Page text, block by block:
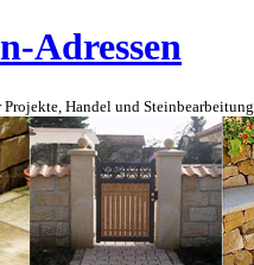
Adressen
Handel und Steinbearbeitung